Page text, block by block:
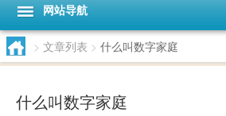
网站导航
> 文章列表 > 什么叫数字家庭
什么叫数字家庭